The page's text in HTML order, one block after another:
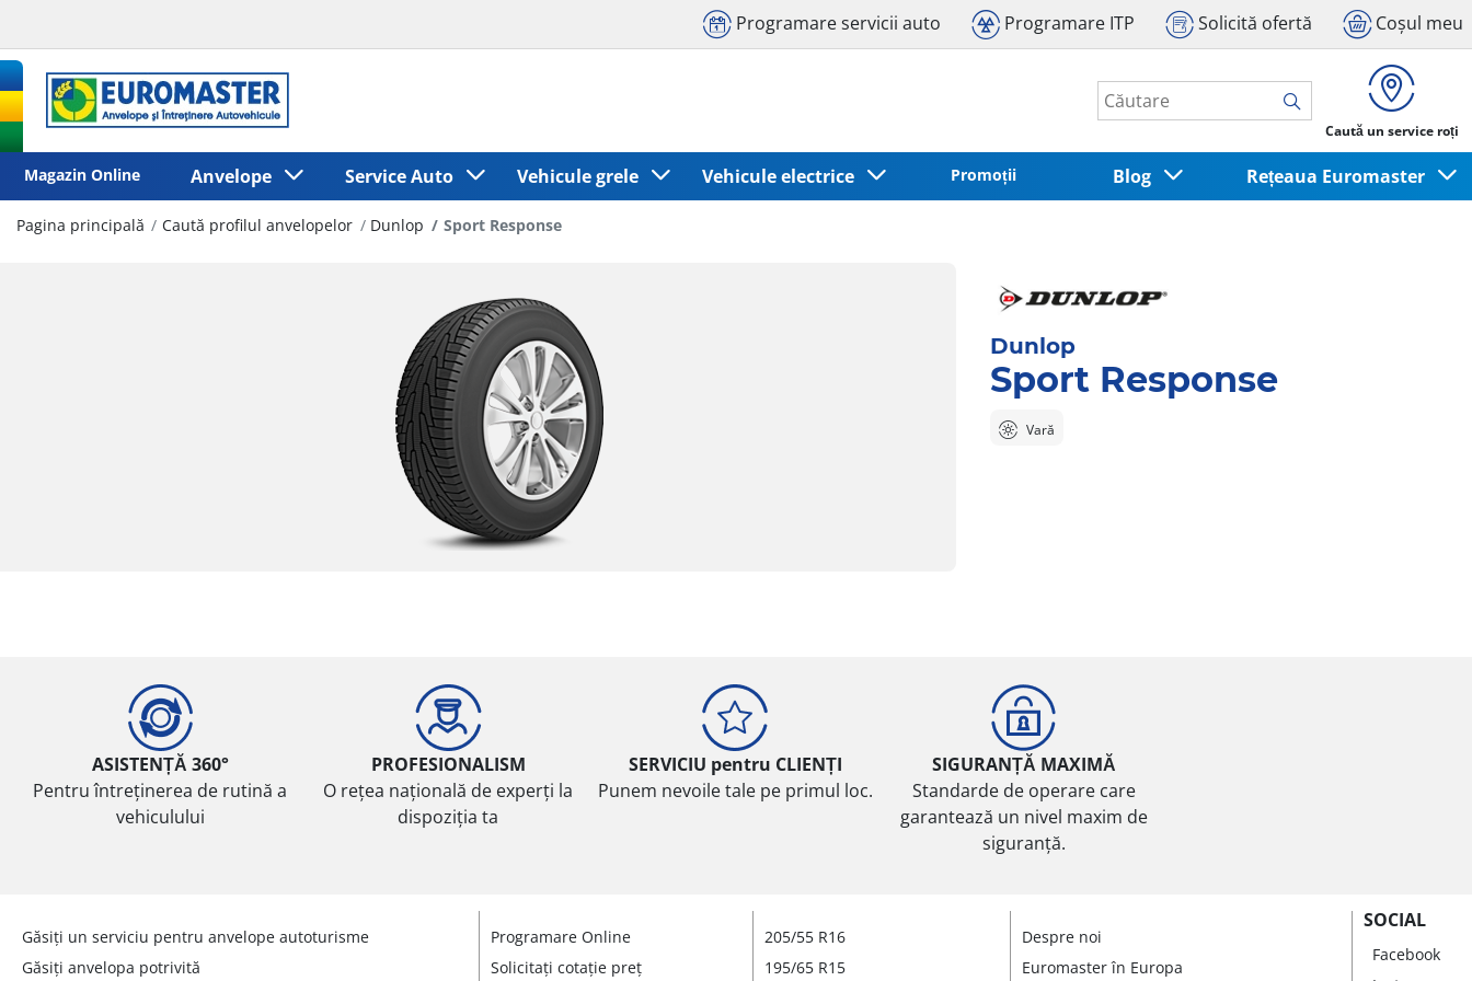
Programare servicii auto Programare ITP Solicită ofertă Coșul meu
Caută un service roți
Magazin Online Anvelope Service Auto Vehicule grele Vehicule electrice Promoții Blog Rețeaua Euromaster
Pagina principală Caută profilul anvelopelor Dunlop Sport Response
Dunlop
Sport Response
Vară
ASISTENȚĂ 360°
Pentru întreținerea de rutină a
vehiculului
PROFESIONALISM
O rețea națională de experți la
dispoziția ta
SERVICIU pentru CLIENȚI
Punem nevoile tale pe primul loc.
SIGURANȚĂ MAXIMĂ
Standarde de operare care
garantează un nivel maxim de
siguranță.
Găsiți un serviciu pentru anvelope autoturisme
Găsiți anvelopa potrivită
Programare Online
Solicitați cotație preț
205/55 R16
195/65 R15
Despre noi
Euromaster în Europa
SOCIAL
Facebook